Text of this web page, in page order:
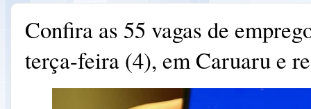
Confira as 55 vagas de
terça-feira (4), em Caruaru e